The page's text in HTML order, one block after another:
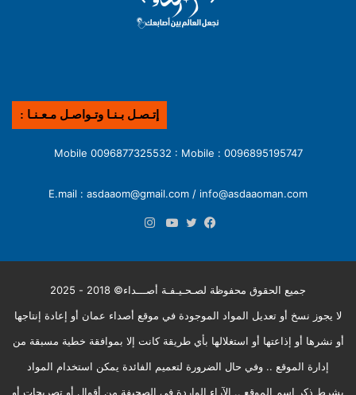
إتـصـل بـنـا وتـواصـل مـعـنـا :
0096895195747 : Mobile 0096877325532 : Mobile
E.mail : asdaaom@gmail.com / info@asdaaoman.com
جميع الحقوق محفوظة لصـحـيـفـة أصـــداء© 2018 - 2025
لا يجوز نسخ أو تعديل المواد الموجودة في موقع أصداء عمان أو إعادة إنتاجها
أو نشرها أو إذاعتها أو استغلالها بأي طريقة كانت إلا بموافقة خطية مسبقة من
إدارة الموقع .. وفي حال الضرورة لتعميم الفائدة يمكن استخدام المواد
بشرط ذكر إسم الموقع .. الآراء الواردة في الصحيفة من أقوال أو تصريحات أو